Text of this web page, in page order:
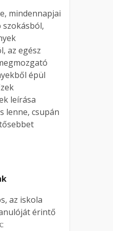
mindennapjai
az egész
épül
leírása
lenne, csupán
az iskola
érintő